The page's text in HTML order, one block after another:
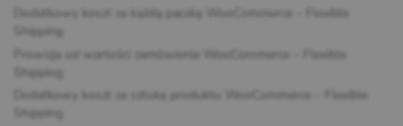
Dodatkowy koszt za każdą paczkę WooCommerce – Flexible
Shipping
Prowizja od wartości zamówienia WooCommerce – Flexible
Shipping
Dodatkowy koszt za sztukę produktu WooCommerce – Flexible
Shipping